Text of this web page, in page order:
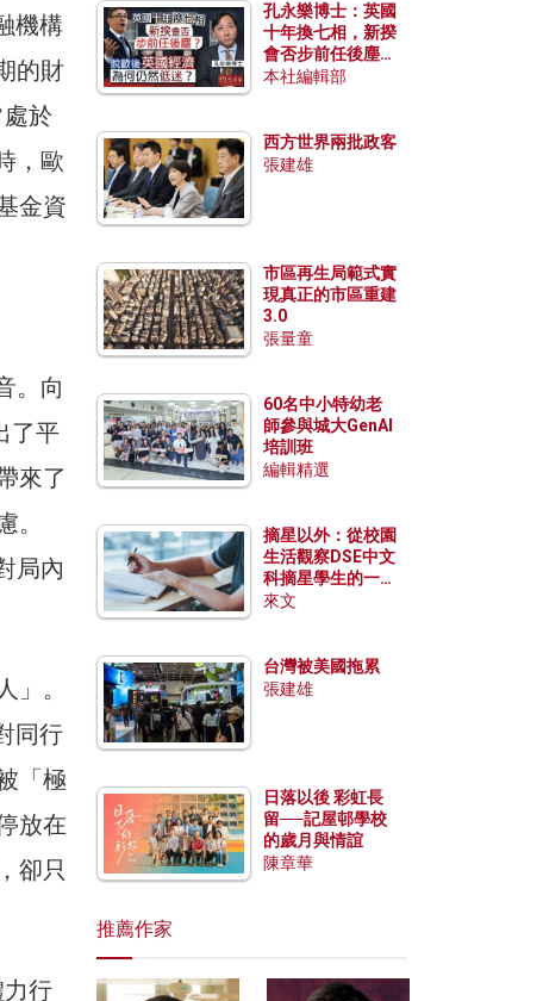
機構
的財
於
，歐
金資
。向
了平
來了
。
局內
」。
同行
「極
放在
卻只
行
孔永樂博士：英國
十年換七相，新揆
會否步前任後塵？
脫歐後英國經濟為
本社編輯部
西方世界兩批政客
張建雄
市區再生局範式實
現真正的市區重建
3.0
張量童
60名中小特幼老
師參與城大GenAI
培訓班
編輯精選
摘星以外：從校園
生活觀察DSE中文
科摘星學生的一點
特質
來文
台灣被美國拖累
張建雄
日落以後 彩虹長
留──記屋邨學校
的歲月與情誼
陳章華
推薦作家